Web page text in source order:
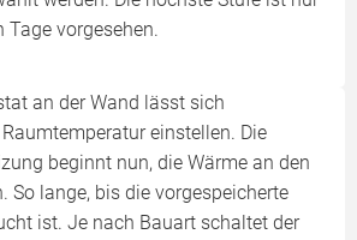
Tage vorgesehen.
an der Wand lässt sich
einstellen. Die
beginnt nun, die Wärme an den
So lange, bis die vorgespeicherte
ist. Je nach Bauart schaltet der